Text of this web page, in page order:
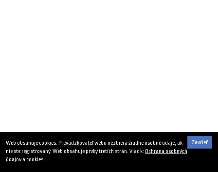
Zavrieť
Web obsahuje cookies. Prevádzkovateľ webu nezbiera žiadne osobné údaje, ak
nie ste registrovaný. Web obsahuje prvky tretích strán. Viac k: Ochrana osobných
údajov a cookies